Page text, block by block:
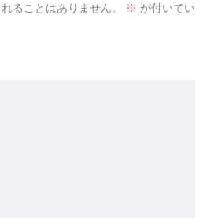
ることはありません。 ※ が付いてい